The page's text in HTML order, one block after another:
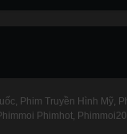
Phim Truyền Hình Mỹ
Phimhot